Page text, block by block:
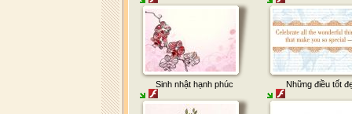
Sinh nhật hạnh phúc Những điều tốt